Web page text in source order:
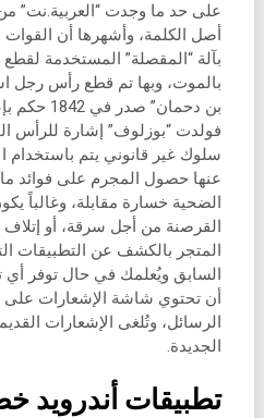
على حد ما وجدت “العربية.نت”
أصل الكلمة، وأشهرها أن القوات
بآلة “المقصلة” المستخدمة
بالموت، وبها تم قطع رأس رجل
بن دحمان”
فولدت “بوزلوف” إشارة للرأس
سلوك غير قانوني يتم باستخدام
عنها حصول المجرم على فوائد
الضحية خسارة مقابلة، وغالباً
القرصنة من أجل سرقة، أو إتلاف
المتجر بالكشف عن التطبيقات
السابق ويُعلمك في حال توفر
أن تحتوي شاشة الإشعارات
الرسائل، وتُلغى الإشعارات
الجديدة.
تطبيقات أندرويد